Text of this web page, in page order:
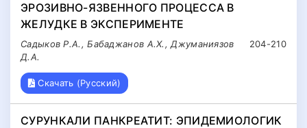
ЭРОЗИВНО-ЯЗВЕННОГО ПРОЦЕССА В
ЖЕЛУДКЕ В ЭКСПЕРИМЕНТЕ
204-210
Садыков Р.А., Бабаджанов А.Х., Джуманиязов
Д.А.
Скачать (Русский)
СУРУНКАЛИ ПАНКРЕАТИТ: ЭПИДЕМИОЛОГИК